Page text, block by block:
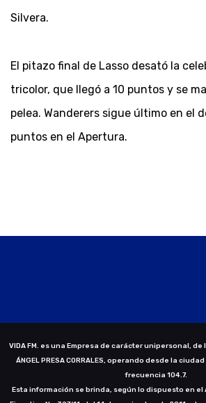
Silvera.
El pitazo final de Lasso desató la
tricolor, que llegó a 10 puntos y se
pelea. Wanderers sigue último en el
puntos en el Apertura.
VIDA FM. es una Empresa de carácter unipersonal,
ÁNGEL PRESA CORRALES, operando desde la
frecuencia 104.7.
Esta información se brinda, según lo dispuesto en el